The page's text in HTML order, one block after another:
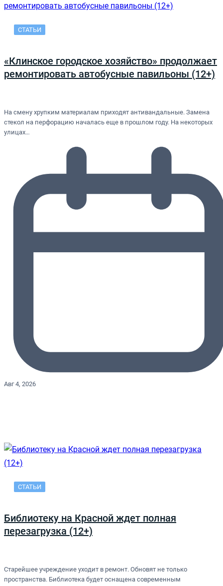
СТАТЬИ
«Клинское городское хозяйство» продолжает
ремонтировать автобусные павильоны (12+)
На смену хрупким материалам приходят антивандальные. Замена
стекол на перфорацию началась еще в прошлом году. На некоторых
улицах…
Авг 4, 2026
СТАТЬИ
Библиотеку на Красной ждет полная
перезагрузка (12+)
Старейшее учреждение уходит в ремонт. Обновят не только
пространства. Библиотека будет оснащена современным